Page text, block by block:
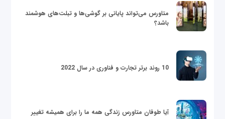
متاورس می‌تواند پایانی بر گوشی‌ها و تبلت‌های هوشمند
باشد؟
10 روند برتر تجارت و فناوری در سال 2022
آیا طوفان متاورس زندگی همه ما را برای همیشه تغییر